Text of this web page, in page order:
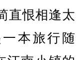
直恨相逢太
本旅行随